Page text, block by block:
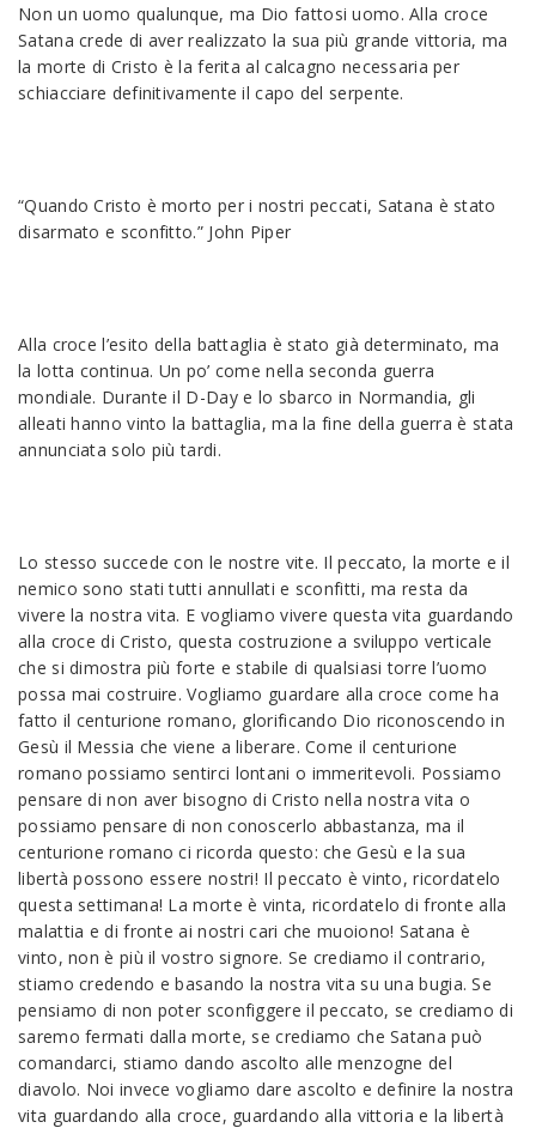
Non un uomo qualunque, ma Dio fattosi uomo. Alla croce
Satana crede di aver realizzato la sua più grande vittoria, ma
la morte di Cristo è la ferita al calcagno necessaria per
schiacciare definitivamente il capo del serpente.
“Quando Cristo è morto per i nostri peccati, Satana è stato
disarmato e sconfitto.” John Piper
Alla croce l’esito della battaglia è stato già determinato, ma
la lotta continua. Un po’ come nella seconda guerra
mondiale. Durante il D-Day e lo sbarco in Normandia, gli
alleati hanno vinto la battaglia, ma la fine della guerra è stata
annunciata solo più tardi.
Lo stesso succede con le nostre vite. Il peccato, la morte e il
nemico sono stati tutti annullati e sconfitti, ma resta da
vivere la nostra vita. E vogliamo vivere questa vita guardando
alla croce di Cristo, questa costruzione a sviluppo verticale
che si dimostra più forte e stabile di qualsiasi torre l’uomo
possa mai costruire. Vogliamo guardare alla croce come ha
fatto il centurione romano, glorificando Dio riconoscendo in
Gesù il Messia che viene a liberare. Come il centurione
romano possiamo sentirci lontani o immeritevoli. Possiamo
pensare di non aver bisogno di Cristo nella nostra vita o
possiamo pensare di non conoscerlo abbastanza, ma il
centurione romano ci ricorda questo: che Gesù e la sua
libertà possono essere nostri! Il peccato è vinto, ricordatelo
questa settimana! La morte è vinta, ricordatelo di fronte alla
malattia e di fronte ai nostri cari che muoiono! Satana è
vinto, non è più il vostro signore. Se crediamo il contrario,
stiamo credendo e basando la nostra vita su una bugia. Se
pensiamo di non poter sconfiggere il peccato, se crediamo di
saremo fermati dalla morte, se crediamo che Satana può
comandarci, stiamo dando ascolto alle menzogne del
diavolo. Noi invece vogliamo dare ascolto e definire la nostra
vita guardando alla croce, guardando alla vittoria e la libertà